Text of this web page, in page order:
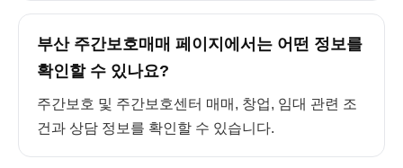
부산 주간보호매매 페이지에서는 어떤 정보를
확인할 수 있나요?
주간보호 및 주간보호센터 매매, 창업, 임대 관련 조
건과 상담 정보를 확인할 수 있습니다.